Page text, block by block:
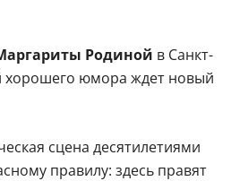
Родиной в Санкт-
хорошего юмора ждет новый
сцена десятилетиями
правилу: здесь правят